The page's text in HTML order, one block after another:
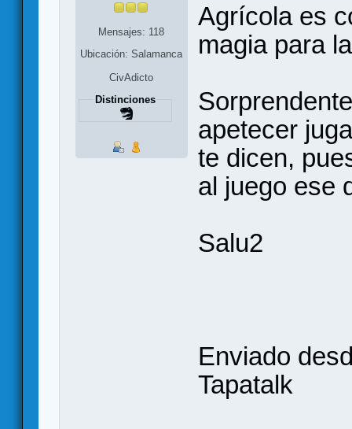
Mensajes: 118
Ubicación: Salamanca
CivAdicto
Distinciones
Agrícola es
magia para
apetecer
te dicen,
al juego ese
Salu2
Enviado
Tapatalk